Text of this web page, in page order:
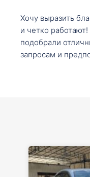
Хочу выразить
и четко
подобрали
запросам и